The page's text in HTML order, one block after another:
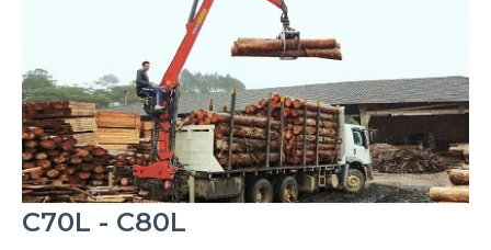
C70L - C80L